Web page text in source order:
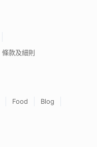
條款及細則
Food
Blog